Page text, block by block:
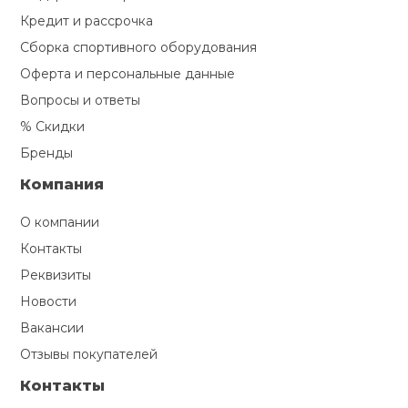
Кредит и рассрочка
Сборка спортивного оборудования
Оферта и персональные данные
Вопросы и ответы
% Скидки
Бренды
Компания
О компании
Контакты
Реквизиты
Новости
Вакансии
Отзывы покупателей
Контакты